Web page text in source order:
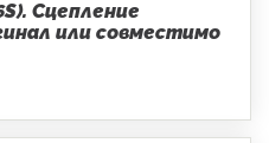
Сцепление
или совместимо